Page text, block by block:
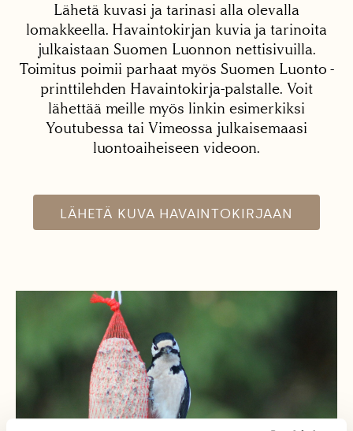
Lähetä kuvasi ja tarinasi alla olevalla
lomakkeella. Havaintokirjan kuvia ja tarinoita
julkaistaan Suomen Luonnon nettisivuilla.
Toimitus poimii parhaat myös Suomen Luonto -
printtilehden Havaintokirja-palstalle. Voit
lähettää meille myös linkin esimerkiksi
Youtubessa tai Vimeossa julkaisemaasi
luontoaiheiseen videoon.
LÄHETÄ KUVA HAVAINTOKIRJAAN